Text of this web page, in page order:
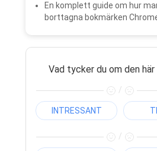
En komplett guide om hur
borttagna bokmärken
Vad tycker du om den
/
INTRESSANT
/